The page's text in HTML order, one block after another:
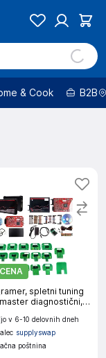
& Cook B2B
spletni tuning
diagnostični,
22kos
v 6-10 delovnih dneh
supplyswap
poštnina